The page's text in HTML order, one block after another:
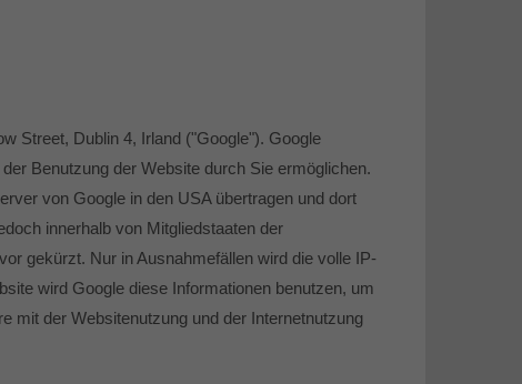
Street, Dublin 4, Irland ("Google"). Google
Benutzung der Website durch Sie ermöglichen.
von Google in den USA übertragen und dort
innerhalb von Mitgliedstaaten der
gekürzt. Nur in Ausnahmefällen wird die volle IP-
wird Google diese Informationen benutzen, um
mit der Websitenutzung und der Internetnutzung